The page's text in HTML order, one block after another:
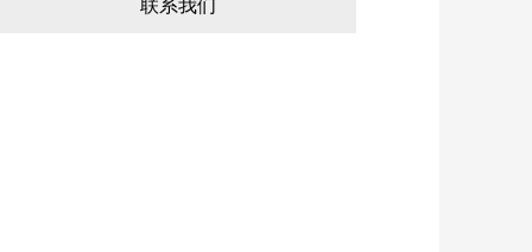
联系我们